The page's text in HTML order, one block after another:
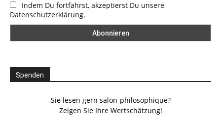
Indem Du fortfährst, akzeptierst Du unsere
Datenschutzerklärung.
Spenden
Sie lesen gern salon-philosophique?
Zeigen Sie Ihre Wertschätzung!